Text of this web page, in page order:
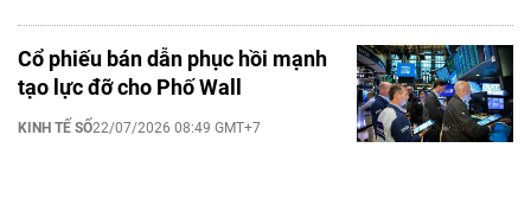
Cổ phiếu bán dẫn phục hồi mạnh
tạo lực đỡ cho Phố Wall
KINH TẾ SỐ22/07/2026 08:49 GMT+7